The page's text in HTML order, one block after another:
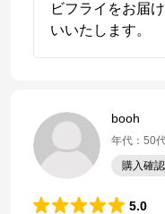
ビフライをお届
いいたします。
booh
年代 ： 50
購入確
5.0